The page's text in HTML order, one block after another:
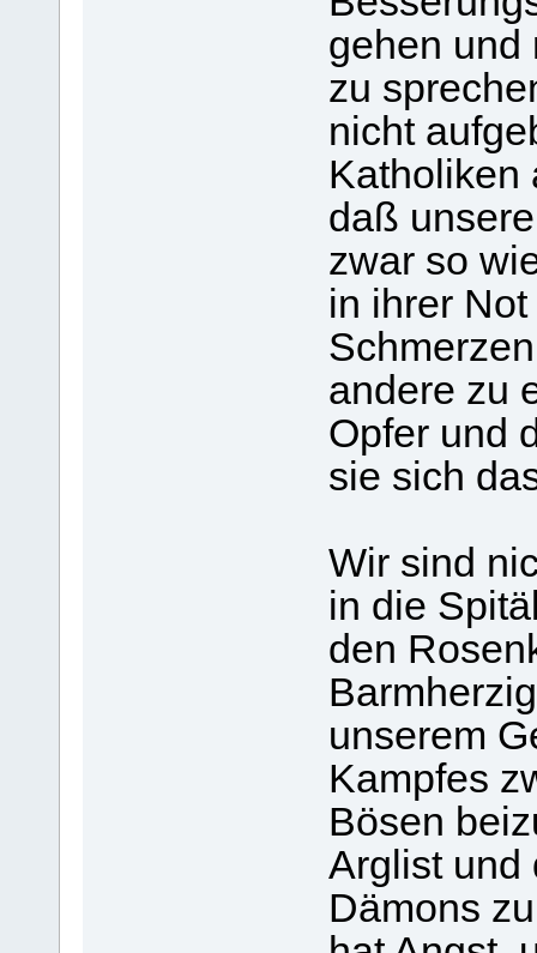
gehen und
zu
nicht
Katholiken
daß
zwar so
in ihrer
andere zu
Opfer und
sie sich
Wir sind
in die
den
unserem
Kampfes
Bösen
Arglist und
Dämons